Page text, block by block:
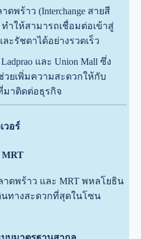
พร้าว (Interchange สายสี
ำให้สามารถเชื่อมต่อเข้าสู่
ะรัชดาได้อย่างรวดเร็ว
และ Union Mall ซึ่ง
ยเพิ่มความสะดวกให้กับ
าติดต่อธุรกิจ
วอร์
MRT
าดพร้าว และ MRT พหลโยธิน
นทางสะดวกที่สุดในโซน